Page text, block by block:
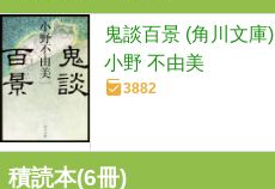
鬼談百景 (角川文庫)
小野 不由美
3882
積読本(6冊)